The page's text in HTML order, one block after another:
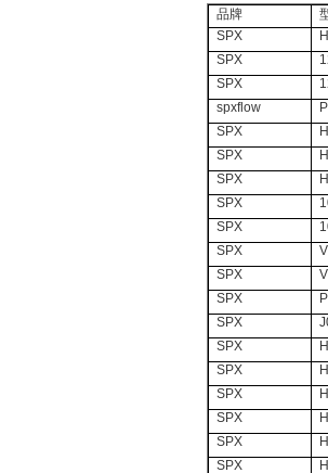
品牌
SPX
SPX
SPX
spxflow
SPX
SPX
SPX
SPX
SPX
SPX
SPX
SPX
SPX
SPX
SPX
SPX
SPX
SPX
SPX